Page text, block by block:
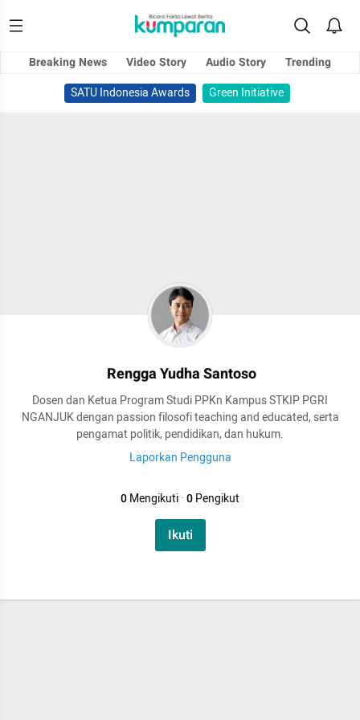
Breaking News Video Story Audio Story
Trending
SATU Indonesia Awards
Green Initiative
Rengga Yudha Santoso
Dosen dan Ketua Program Studi PPKn Kampus STKIP PGRI
NGANJUK dengan passion filosofi teaching and educated, serta
pengamat politik, pendidikan, dan hukum.
Laporkan Pengguna
0Mengikuti·0Pengikut
Ikuti